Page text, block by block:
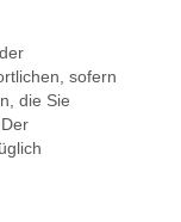
sofern
die Sie